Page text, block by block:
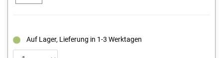
Auf Lager, Lieferung in 1-3 Werktagen